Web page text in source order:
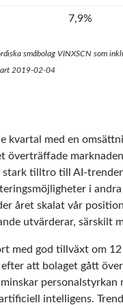
7,9%
småbolag VINXSCN som
2019-02-04
kvartal med en
överträffade
tilltro till AI-
i
året skalat vår
utvärderar, särskilt
med god tillväxt om
att bolaget gått
intelligens.